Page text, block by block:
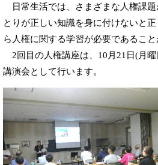
日常生活では、さまざまな人権課
とりが正しい知識を身に付けないと
ら人権に関する学習が必要であること
2回目の人権講座は、10月21日(月
講演会として行います。